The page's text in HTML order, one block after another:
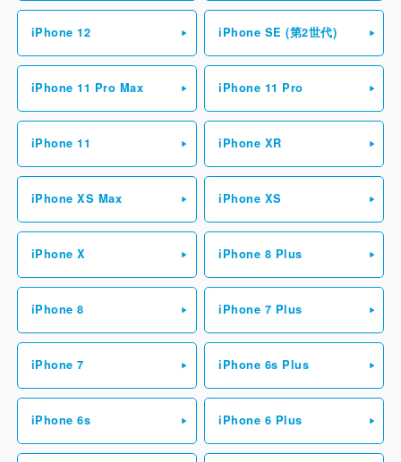
iPhone 12 iPhone SE (第2世代)
iPhone 11 Pro Max iPhone 11 Pro
iPhone 11 iPhone XR
iPhone XS Max iPhone XS
iPhone X iPhone 8 Plus
iPhone 8 iPhone 7 Plus
iPhone 7 iPhone 6s Plus
iPhone 6s iPhone 6 Plus